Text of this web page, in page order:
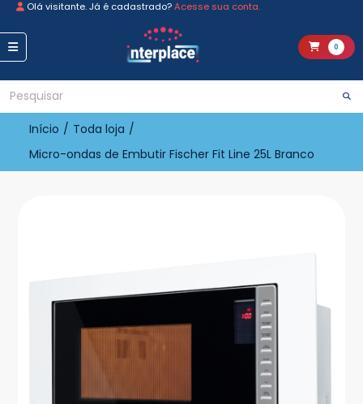
Olá visitante. Já é cadastrado?Acesse sua conta.
0
Início / Toda loja /
Micro-ondas de Embutir Fischer Fit Line 25L Branco